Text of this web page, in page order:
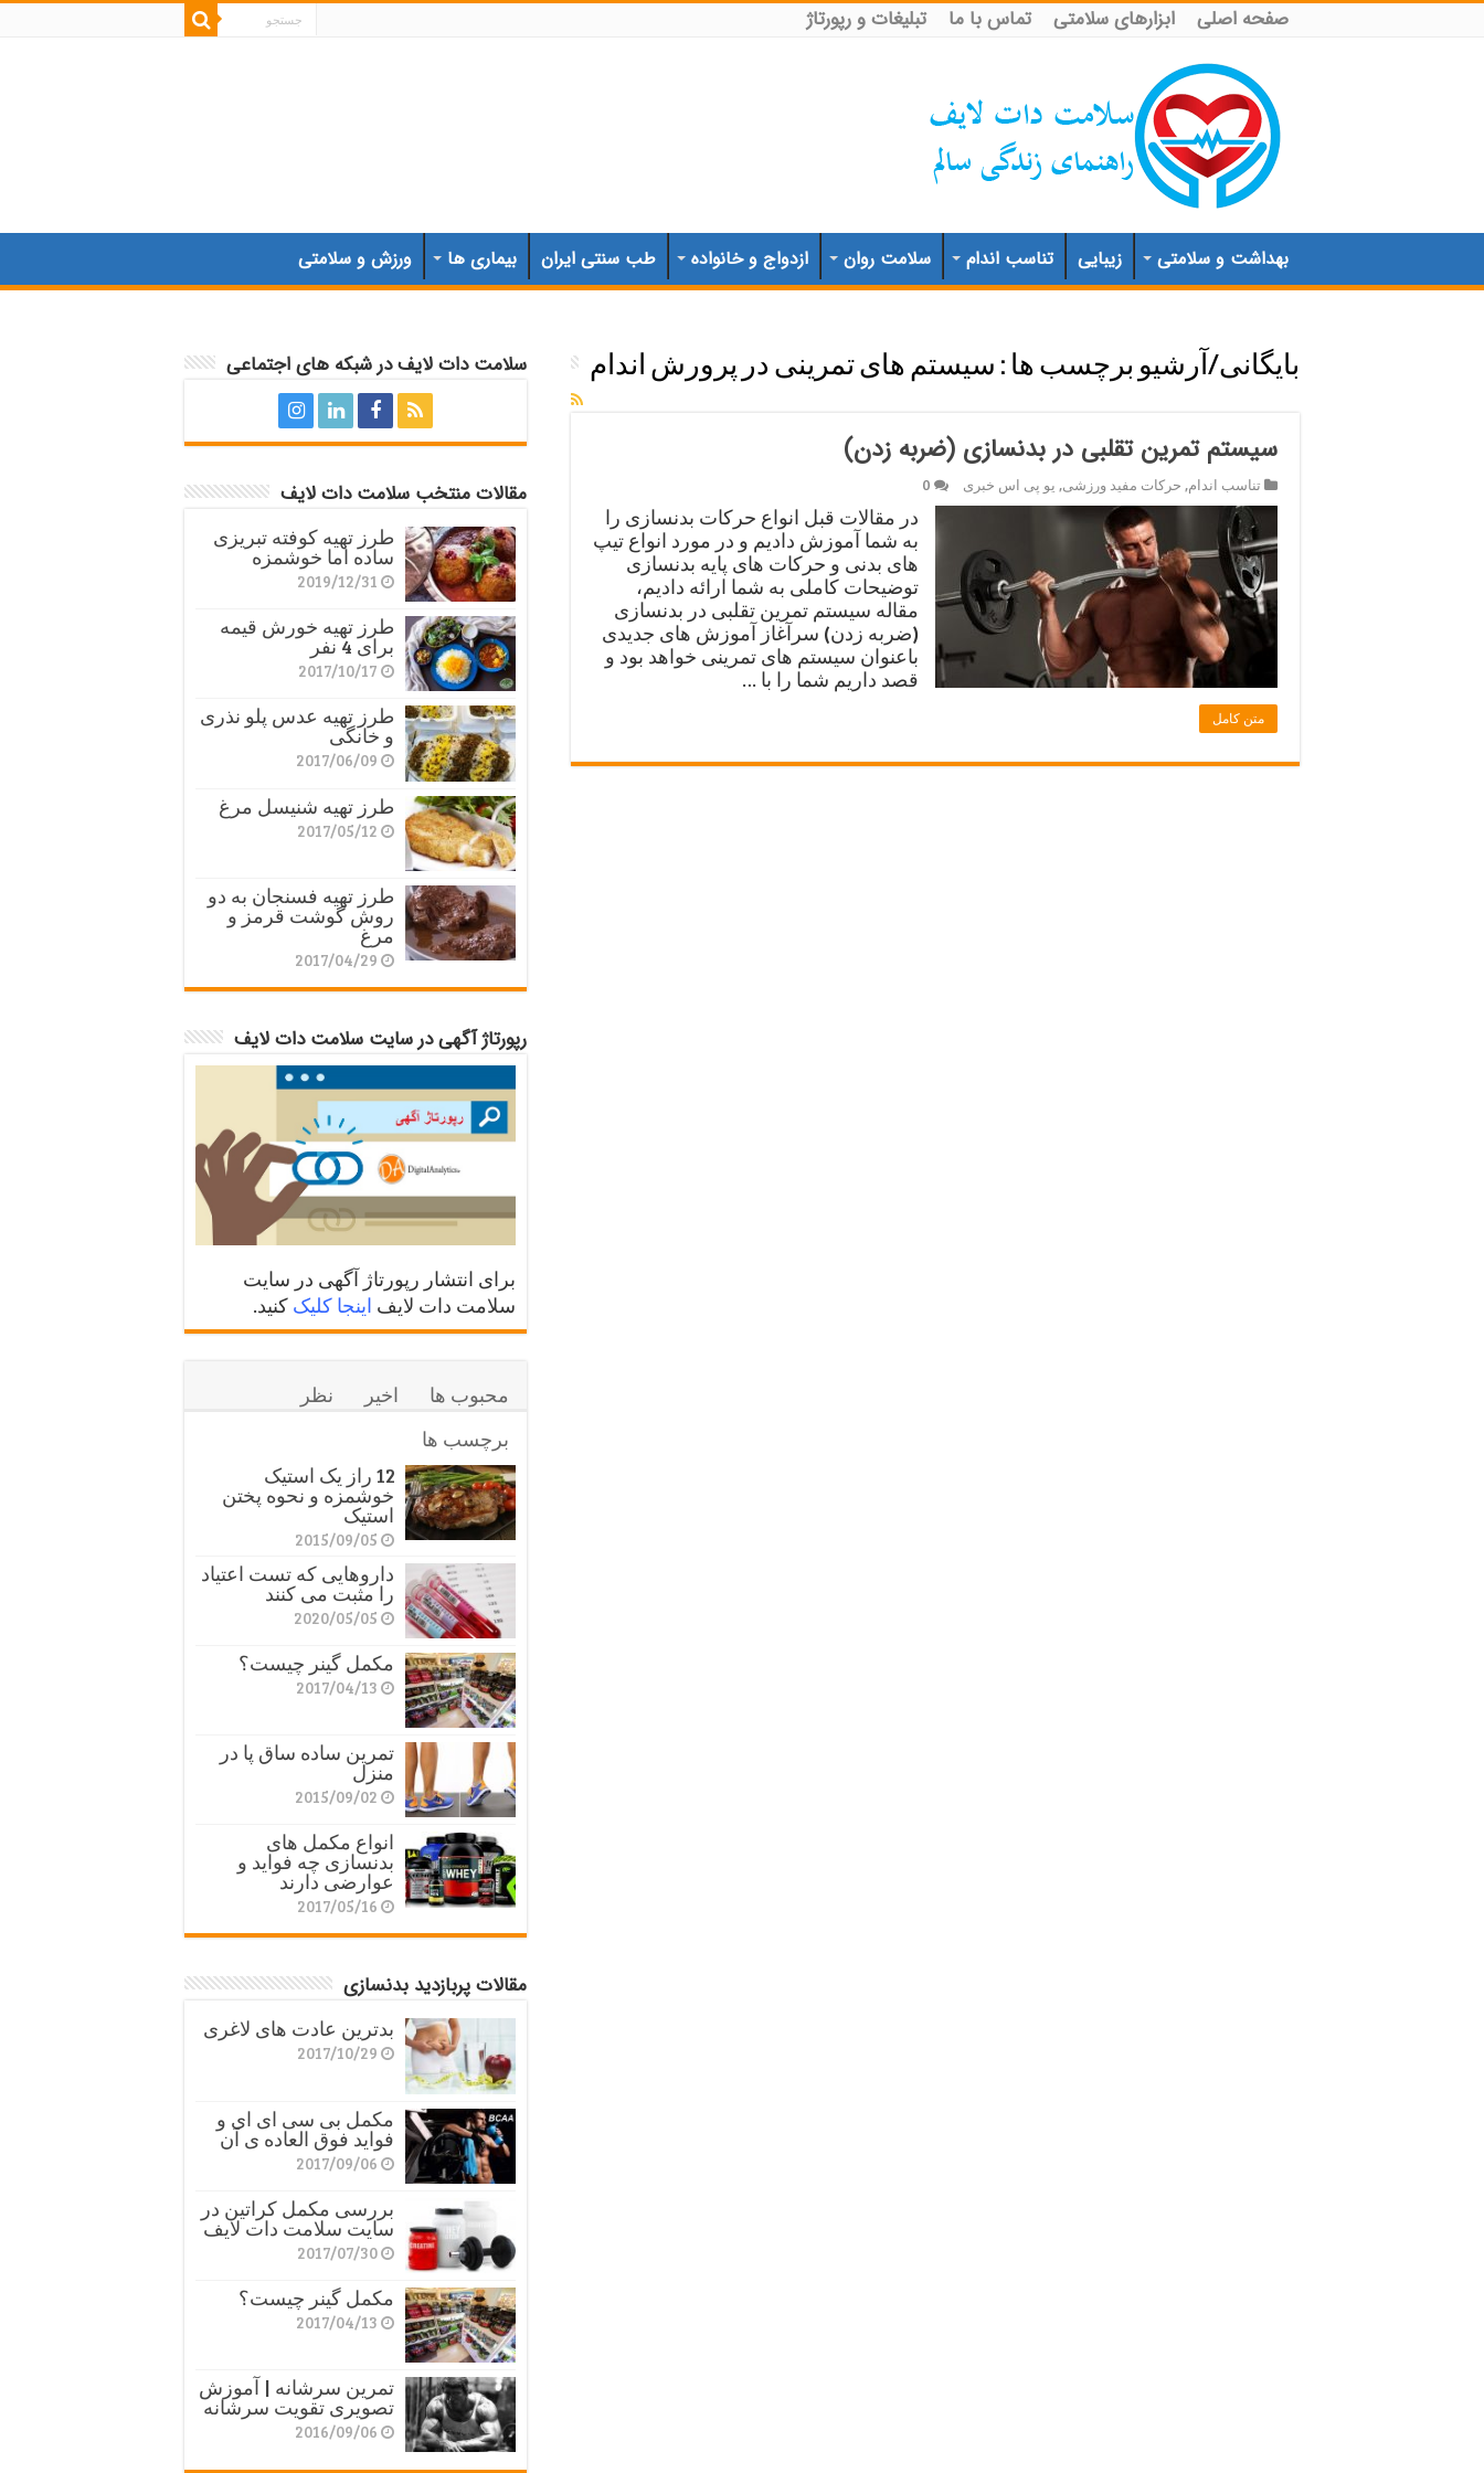
صفحه اصلی ابزارهای سلامتی تماس با ما تبلیغات و رپورتاژ
بهداشت و سلامتی زیبایی تناسب اندام سلامت روان ازدواج و خانواده طب سنتی ایران بیماری ها ورزش و سلامتی
بایگانی/آرشیو برچسب ها : سیستم های تمرینی در پرورش اندام
سیستم تمرین تقلبی در بدنسازی (ضربه زدن)
تناسب اندام, حرکات مفید ورزشی, یو پی اس خبری 0
در مقالات قبل انواع حرکات بدنسازی را
به شما آموزش دادیم و در مورد انواع تیپ
های بدنی و حرکات های پایه بدنسازی
توضیحات کاملی به شما ارائه دادیم،
مقاله سیستم تمرین تقلبی در بدنسازی
(ضربه زدن) سرآغاز آموزش های جدیدی
باعنوان سیستم های تمرینی خواهد بود و
قصد داریم شما را با …
متن کامل
سلامت دات لایف در شبکه های اجتماعی
مقالات منتخب سلامت دات لایف
طرز تهیه کوفته تبریزی
ساده اما خوشمزه
2019/12/31
طرز تهیه خورش قیمه
برای 4 نفر
2017/10/17
طرز تهیه عدس پلو نذری
و خانگی
2017/06/09
طرز تهیه شنیسل مرغ
2017/05/12
طرز تهیه فسنجان به دو
روش گوشت قرمز و
مرغ
2017/04/29
رپورتاژ آگهی در سایت سلامت دات لایف
برای انتشار رپورتاژ آگهی در سایت
سلامت دات لایف اینجا کلیک کنید.
محبوب ها اخیر
نظر
برچسب ها
12 راز یک استیک
خوشمزه و نحوه پختن
استیک
2015/09/05
داروهایی که تست اعتیاد
را مثبت می کنند
2020/05/05
مکمل گینر چیست؟
2017/04/13
تمرین ساده ساق پا در
منزل
2015/09/02
انواع مکمل های
بدنسازی چه فواید و
عوارضی دارند
2017/05/16
مقالات پربازدید بدنسازی
بدترین عادت های لاغری
2017/10/29
مکمل بی سی ای ای و
فواید فوق العاده ی آن
2017/09/06
بررسی مکمل کراتین در
سایت سلامت دات لایف
2017/07/30
مکمل گینر چیست؟
2017/04/13
تمرین سرشانه | آموزش
تصویری تقویت سرشانه
2016/09/06